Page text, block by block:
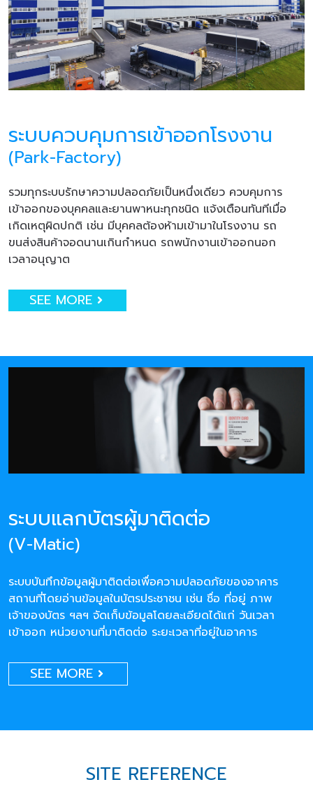
ระบบควบคุมการเข้าออกโรงงาน
(Park-Factory)
รวมทุกระบบรักษาความปลอดภัยเป็นหนึ่งเดียว ควบคุมการ
เข้าออกของบุคคลและยานพาหนะทุกชนิด แจ้งเตือนทันทีเมื่อ
เกิดเหตุผิดปกติ เช่น มีบุคคลต้องห้ามเข้ามาในโรงงาน รถ
ขนส่งสินค้าจอดนานเกินกำหนด รถพนักงานเข้าออกนอก
เวลาอนุญาต
SEE MORE
ระบบแลกบัตรผู้มาติดต่อ
(V-Matic)
ระบบบันทึกข้อมูลผู้มาติดต่อเพื่อความปลอดภัยของอาคาร
สถานที่โดยอ่านข้อมูลในบัตรประชาชน เช่น ชื่อ ที่อยู่ ภาพ
เจ้าของบัตร ฯลฯ จัดเก็บข้อมูลโดยละเอียดได้แก่ วันเวลา
เข้าออก หน่วยงานที่มาติดต่อ ระยะเวลาที่อยู่ในอาคาร
SEE MORE
SITE REFERENCE